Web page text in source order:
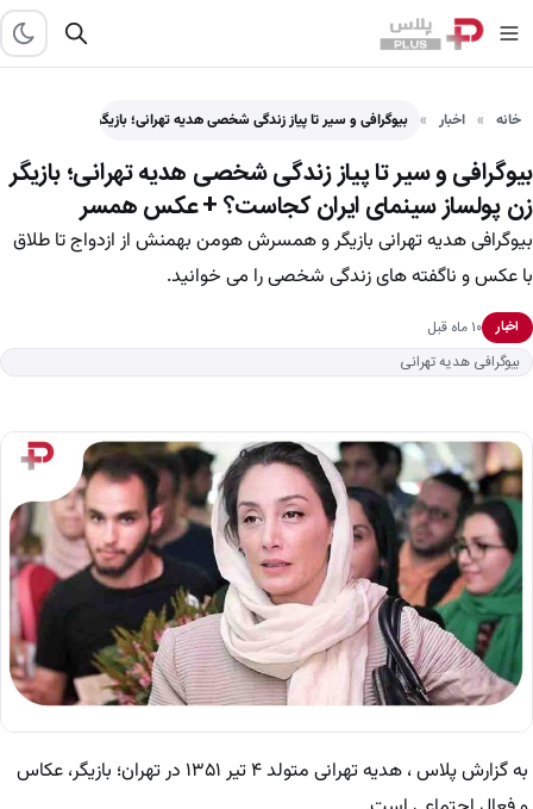
خانه اخبار بیوگرافی و سیر تا پیاز زندگی شخصی هدیه تهرانی؛ بازیگر…
بیوگرافی و سیر تا پیاز زندگی شخصی هدیه تهرانی؛ بازیگر
زن پولساز سینمای ایران کجاست؟ + عکس همسر
بیوگرافی هدیه تهرانی بازیگر و همسرش هومن بهمنش از ازدواج تا طلاق
با عکس و ناگفته های زندگی شخصی را می خوانید.
اخبار
۱۰ ماه قبل
بیوگرافی هدیه تهرانی
به گزارش پلاس ، هدیه تهرانی متولد ۴ تیر ۱۳۵۱ در تهران؛ بازیگر، عکاس